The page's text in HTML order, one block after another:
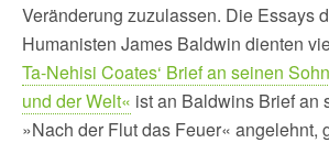
Veränderung zuzulassen. Die Essays
Humanisten James Baldwin dienten
Ta-Nehisi Coates‘ Brief an seinen
und der Welt« ist an Baldwins Brief an
»Nach der Flut das Feuer« angelehnt,